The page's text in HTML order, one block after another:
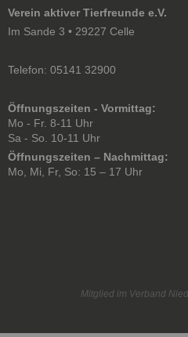
Verein aktiver Tierfreunde e.V.
Im Sande 3 • 29227 Celle
Telefon: 05141 32900
Öffnungszeiten - Vormittag:
Mo - Fr. 8-11 Uhr
Sa - So. 10-11 Uhr
Öffnungszeiten – Nachmittag:
Mo, Mi, Fr, So: 15 – 17 Uhr
Mitglied im Verband